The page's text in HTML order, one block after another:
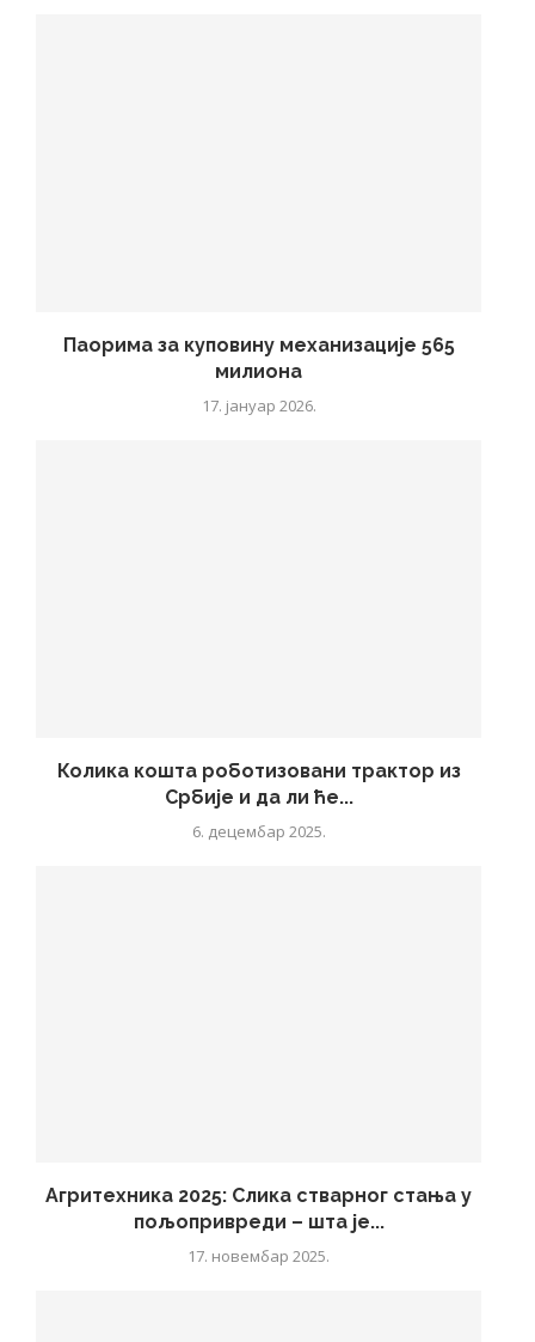
Паорима за куповину механизације 565
милиона
17. јануар 2026.
Колика кошта роботизовани трактор из
Србије и да ли ће...
6. децембар 2025.
Агритехника 2025: Слика стварног стања у
пољопривреди – шта је...
17. новембар 2025.